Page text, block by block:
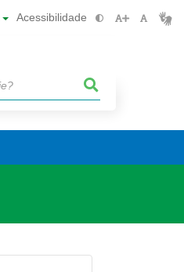
Acessibilidade